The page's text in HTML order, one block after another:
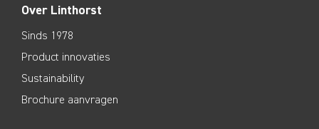
Over Linthorst
Sinds 1978
Product innovaties
Sustainability
Brochure aanvragen